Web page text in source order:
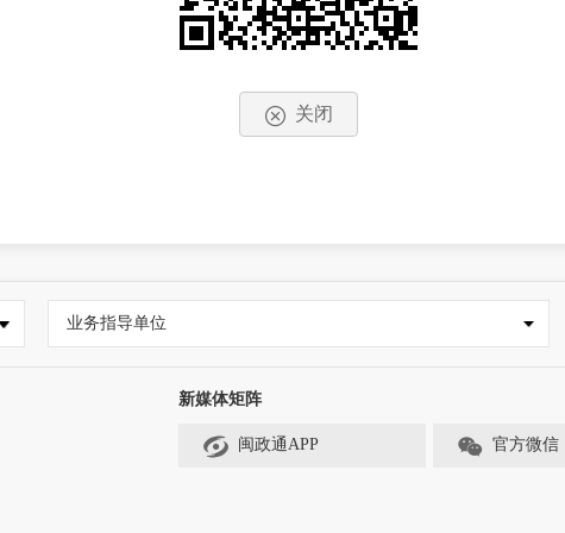
关闭
业务指导单位
新媒体矩阵
闽政通APP 官方微信